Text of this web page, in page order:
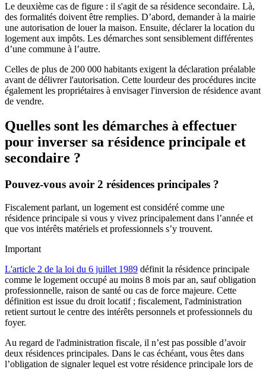
Le deuxième cas de figure : il s'agit de sa résidence secondaire. Là,
des formalités doivent être remplies. D’abord, demander à la mairie
une autorisation de louer la maison. Ensuite, déclarer la location du
logement aux impôts. Les démarches sont sensiblement différentes
d’une commune à l’autre.
Celles de plus de 200 000 habitants exigent la déclaration préalable
avant de délivrer l'autorisation. Cette lourdeur des procédures incite
également les propriétaires à envisager l'inversion de résidence avant
de vendre.
Quelles sont les démarches à effectuer
pour inverser sa résidence principale et
secondaire ?
Pouvez-vous avoir 2 résidences principales ?
Fiscalement parlant, un logement est considéré comme une
résidence principale si vous y vivez principalement dans l’année et
que vos intérêts matériels et professionnels s’y trouvent.
Important
L'article 2 de la loi du 6 juillet 1989 définit la résidence principale
comme le logement occupé au moins 8 mois par an, sauf obligation
professionnelle, raison de santé ou cas de force majeure. Cette
définition est issue du droit locatif ; fiscalement, l'administration
retient surtout le centre des intérêts personnels et professionnels du
foyer.
Au regard de l'administration fiscale, il n’est pas possible d’avoir
deux résidences principales. Dans le cas échéant, vous êtes dans
l’obligation de signaler lequel est votre résidence principale lors de